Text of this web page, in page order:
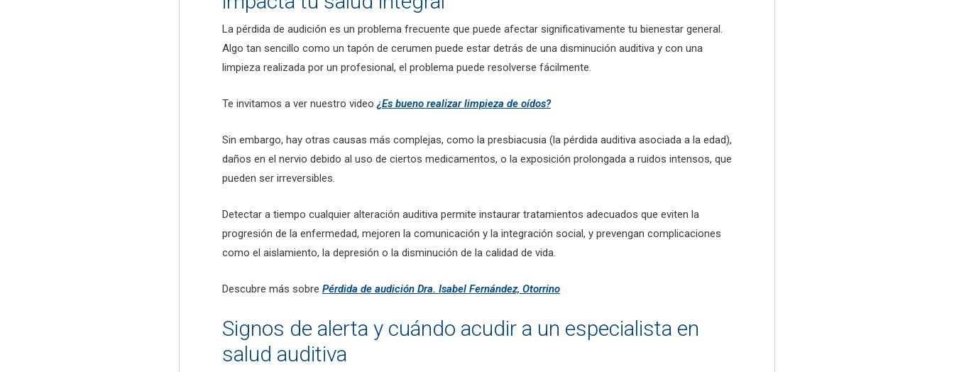
La pérdida de audición es un problema frecuente que puede afectar significativamente tu bienestar general.
Algo tan sencillo como un tapón de cerumen puede estar detrás de una disminución auditiva y con una
limpieza realizada por un profesional, el problema puede resolverse fácilmente.
Te invitamos a ver nuestro video¿Es bueno realizar limpieza de oídos?
Sin embargo, hay otras causas más complejas, como la presbiacusia (la pérdida auditiva asociada a la edad),
daños en el nervio debido al uso de ciertos medicamentos, o la exposición prolongada a ruidos intensos, que
pueden ser irreversibles.
Detectar a tiempo cualquier alteración auditiva permite instaurar tratamientos adecuados que eviten la
progresión de la enfermedad, mejoren la comunicación y la integración social, y prevengan complicaciones
como el aislamiento, la depresión o la disminución de la calidad de vida.
Descubre más sobre Pérdida de audición Dra. Isabel Fernández, Otorrino
Signos de alerta y cuándo acudir a un especialista en
salud auditiva